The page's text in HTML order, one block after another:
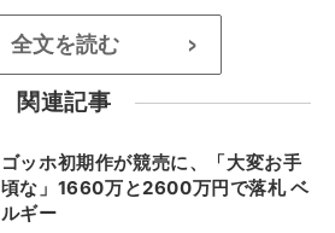
全文を読む >
関連記事
ゴッホ初期作が競売に、「大変お手
頃な」1660万と2600万円で落札 ベ
ルギー